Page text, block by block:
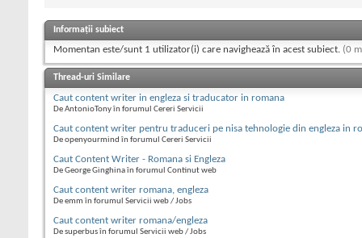
Informații subiect
Momentan este/sunt 1 utilizator(i) care navighează în acest subiect. (0
Thread-uri Similare
Caut content writer in engleza si traducator in romana
De AntonioTony în forumul Cereri Servicii
Caut content writer pentru traduceri pe nisa tehnologie din engleza in
De openyourmind în forumul Cereri Servicii
Caut Content Writer - Romana si Engleza
De George Ginghina în forumul Continut web
Caut content writer romana, engleza
De emm în forumul Servicii web / Jobs
Caut content writer romana/engleza
De superbus în forumul Servicii web / Jobs